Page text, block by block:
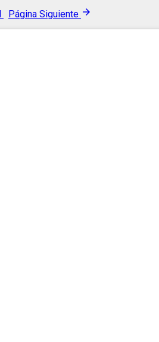
Página Siguiente arrow_forward